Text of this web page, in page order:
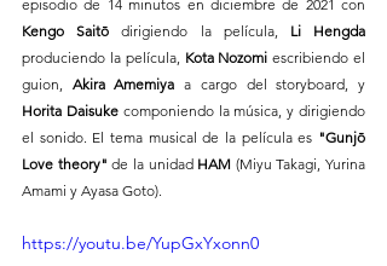
Kengo Saitō dirigiendo la película, Li Hengda
produciendo la película, Kota Nozomi escribiendo el
guion, Akira Amemiya
Horita Daisuke componiendo la música, y dirigiendo
el sonido. El tema musical de la película es "Gunjō
Love theory" de la unidad HAM (Miyu Takagi, Yurina
Amami y Ayasa Goto).
https://youtu.be/YupGxYxonn0